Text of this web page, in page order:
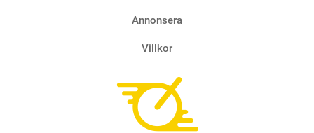
Annonsera
Villkor